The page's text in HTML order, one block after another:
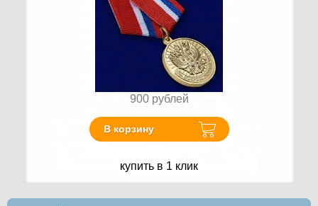
900 рублей
В корзину
купить в 1 клик